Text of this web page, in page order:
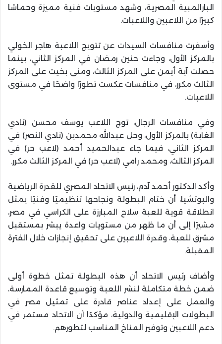
البارالمبية المصرية، وشهد مستويات فنية مميزة وحماسًا
كبيرًا من اللاعبين واللاعبات.
وأسفرت منافسات السيدات عن تتويج اللاعبة هاجر الخولي
بالمركز الأول، وجاءت حنين رمضان في المركز الثاني، بينما
حصلت آية أيمن على المركز الثالث، ومنى بخيت على المركز
الثالث مكرر، في منافسات عكست تطورًا واضحًا في مستوى
اللاعبات.
وفي منافسات الرجال، توج اللاعب يوسف محسن (نادي
الغابة) بالمركز الأول، وحل عبدالله محمدين (نادي النصر) في
المركز الثاني، فيما جاء عبدالحميد أحمد (لاعب حر) في
المركز الثالث، ومحمد رامي (لاعب حر) في المركز الثالث مكرر.
وأكد الدكتور أحمد آدم، رئيس الاتحاد المصري للقدرة الرياضية
والبوتشيا، أن ختام البطولة ونجاحها تنظيميًا وفنيًا يمثل
انطلاقة قوية للعبة سلاح المبارزة على الكراسي في مصر،
مشيرًا إلى أن ما ظهر من مستويات واعدة يبشر بمستقبل
مشرق للعبة، وقدرة اللاعبين على تحقيق إنجازات خلال الفترة
المقبلة.
وأضاف رئيس الاتحاد أن هذه البطولة تمثل خطوة أولى
ضمن خطة متكاملة لنشر اللعبة وتوسيع قاعدة الممارسة،
والعمل على إعداد عناصر قادرة على تمثيل مصر في
البطولات الإقليمية والدولية، مؤكدًا أن الاتحاد مستمر في
دعم اللاعبين وتوفير المناخ المناسب لتطورهم.